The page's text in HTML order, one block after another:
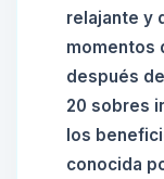
relajante y
momentos
después
20 sobres
los
conocida